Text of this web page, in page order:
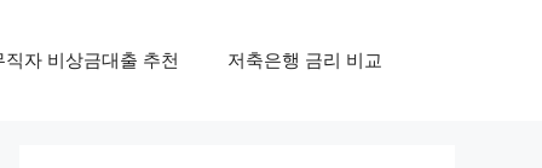
직자 비상금대출 추천 저축은행 금리 비교